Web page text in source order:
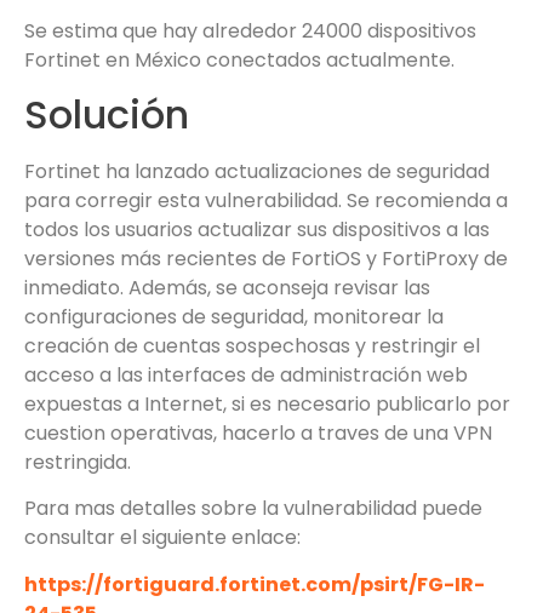
Se estima que hay alrededor 24000 dispositivos
Fortinet en México conectados actualmente.
Solución
Fortinet ha lanzado actualizaciones de seguridad
para corregir esta vulnerabilidad. Se recomienda a
todos los usuarios actualizar sus dispositivos a las
versiones más recientes de FortiOS y FortiProxy de
inmediato. Además, se aconseja revisar las
configuraciones de seguridad, monitorear la
creación de cuentas sospechosas y restringir el
acceso a las interfaces de administración web
expuestas a Internet, si es necesario publicarlo por
cuestion operativas, hacerlo a traves de una VPN
restringida.
Para mas detalles sobre la vulnerabilidad puede
consultar el siguiente enlace:
https://fortiguard.fortinet.com/psirt/FG-IR-